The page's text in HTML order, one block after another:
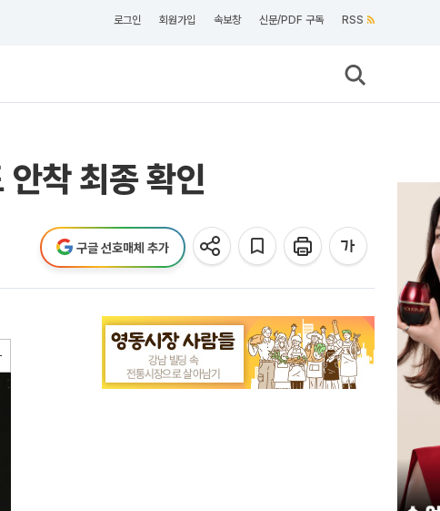
로그인 회원가입 속보창 신문/PDF 구독 RSS
착 최종 확인
구글 선호매체 추가